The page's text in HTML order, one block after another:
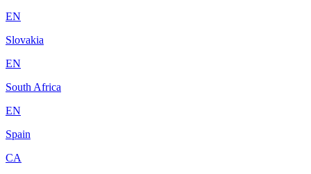
EN
Slovakia
EN
South Africa
EN
Spain
CA